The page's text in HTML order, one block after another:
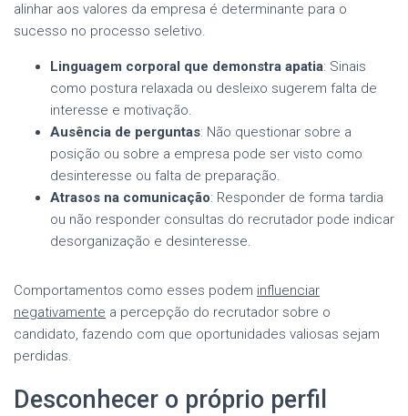
alinhar aos valores da empresa é determinante para o
sucesso no processo seletivo.
Linguagem corporal que demonstra apatia: Sinais
como postura relaxada ou desleixo sugerem falta de
interesse e motivação.
Ausência de perguntas: Não questionar sobre a
posição ou sobre a empresa pode ser visto como
desinteresse ou falta de preparação.
Atrasos na comunicação: Responder de forma tardia
ou não responder consultas do recrutador pode indicar
desorganização e desinteresse.
Comportamentos como esses podem influenciar
negativamente a percepção do recrutador sobre o
candidato, fazendo com que oportunidades valiosas sejam
perdidas.
Desconhecer o próprio perfil